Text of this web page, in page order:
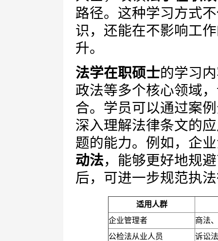
路径。这种学习方式
识，还能在不影响工
升。
法学在职硕士的学习
政法等多个核心领域
合。学员可以通过案
深入理解法律条文的
题的能力。例如，企
动法，能够更好地规
后，可进一步规范执
适用人群
企业管理者
商法
公检法从业人员
诉讼